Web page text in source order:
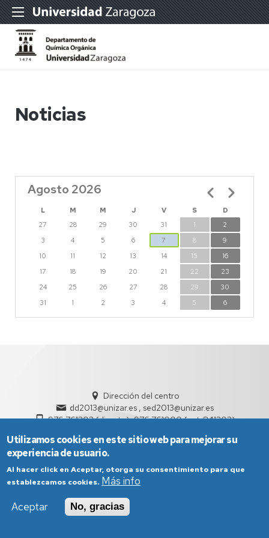
Noticias
Agosto 2026
L M M J V S
D
27
28 29 30 31 1
2
3
4 5 6 7 8
9
10
11 12 13 14 15
16
17
18 19 20 21 22
23
24
25 26 27 28 29
30
31
1 2 3 4 5 6
Paginación
Dirección del centro
dd2013@unizar.es , sed2013@unizar.es
976 761203 (directo), 976 761000 (ext. 841203)
Aviso Legal
Condiciones generales de uso
Política de Privacidad
Utilizamos cookies en este sitio web para mejorar su
experiencia de usuario.
Al hacer click en Aceptar, otorga su consentimiento para que
establezcamos cookies. Más info
Aceptar
No, gracias